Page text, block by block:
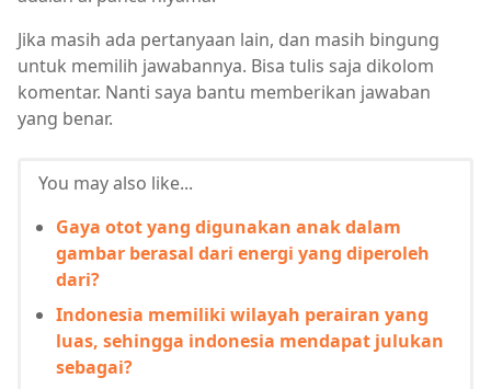
Jika masih ada pertanyaan lain, dan masih bingung
untuk memilih jawabannya. Bisa tulis saja dikolom
komentar. Nanti saya bantu memberikan jawaban
yang benar.
You may also like...
Gaya otot yang digunakan anak dalam
gambar berasal dari energi yang diperoleh
dari?
Indonesia memiliki wilayah perairan yang
luas, sehingga indonesia mendapat julukan
sebagai?